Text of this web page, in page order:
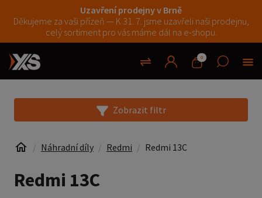
Uzavření prodejny v Brně
Děkujeme za vaši přízeň — K 31. 7. jsme uzavřeli naši prodejnu,
celý sortiment pro vás máme dál na e-shopu.
0
Zobrazit filtr
Náhradní díly Redmi Redmi 13C
Redmi 13C